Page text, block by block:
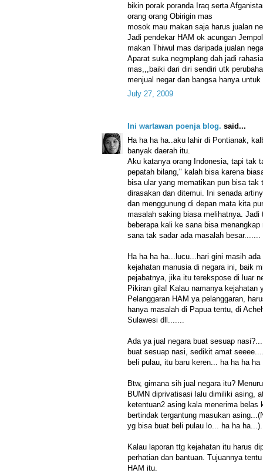
bikin porak poranda Iraq serta
orang orang Obirigin mas
mosok mau makan saja harus jualan
Jadi pendekar HAM ok acungan
makan Thiwul mas daripada jualan
Aparat suka negmplang dah jadi
mas,,,baiki dari diri sendiri utk
menjual negar dan bangsa hanya
July 27, 2009
Ini wartawan poenja blog. said...
Ha ha ha ha..aku lahir di Pontianak,
banyak daerah itu.
Aku katanya orang Indonesia, tapi tak
pepatah bilang," kalah bisa karena
bisa ular yang mematikan pun bisa tak
dirasakan dan ditemui. Ini senada
dan menggunung di depan mata kita
masalah saking biasa melihatnya. Jadi
beberapa kali ke sana bisa
sana tak sadar ada masalah besar.......
Ha ha ha ha...lucu...hari gini masih
kejahatan manusia di negara ini, baik
pejabatnya, jika itu terekspose di luar
Pikiran gila! Kalau namanya kejahatan
Pelanggaran HAM ya pelanggaran,
hanya masalah di Papua tentu, di
Sulawesi dll.......
Ada ya jual negara buat sesuap
buat sesuap nasi, sedikit amat
beli pulau, itu baru keren... ha ha ha ha
Btw, gimana sih jual negara itu?
BUMN diprivatisasi lalu dimiliki asing,
ketentuan2 asing kala menerima
bertindak tergantung masukan
yg bisa buat beli pulau lo... ha ha ha...).
Kalau laporan ttg kejahatan itu harus
perhatian dan bantuan. Tujuannya
HAM itu.